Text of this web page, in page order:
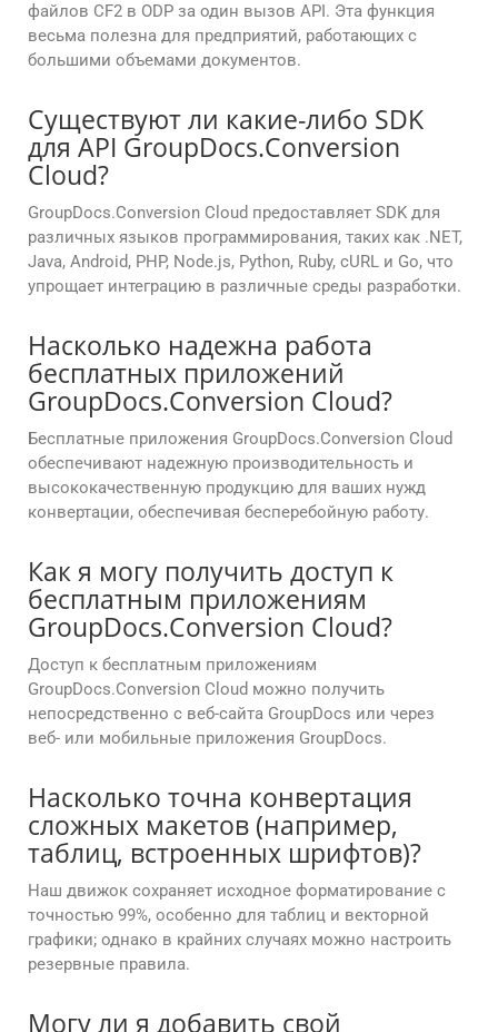
файлов CF2 в ODP за один вызов API. Эта функция
весьма полезна для предприятий, работающих с
большими объемами документов.
Существуют ли какие-либо SDK
для API GroupDocs.Conversion
Cloud?
GroupDocs.Conversion Cloud предоставляет SDK для
различных языков программирования, таких как .NET,
Java, Android, PHP, Node.js, Python, Ruby, cURL и Go, что
упрощает интеграцию в различные среды разработки.
Насколько надежна работа
бесплатных приложений
GroupDocs.Conversion Cloud?
Бесплатные приложения GroupDocs.Conversion Cloud
обеспечивают надежную производительность и
высококачественную продукцию для ваших нужд
конвертации, обеспечивая бесперебойную работу.
Как я могу получить доступ к
бесплатным приложениям
GroupDocs.Conversion Cloud?
Доступ к бесплатным приложениям
GroupDocs.Conversion Cloud можно получить
непосредственно с веб-сайта GroupDocs или через
веб- или мобильные приложения GroupDocs.
Насколько точна конвертация
сложных макетов (например,
таблиц, встроенных шрифтов)?
Наш движок сохраняет исходное форматирование с
точностью 99%, особенно для таблиц и векторной
графики; однако в крайних случаях можно настроить
резервные правила.
Могу ли я добавить свой